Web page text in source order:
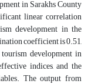
in Sarakhs County
linear correlation
development in the
coefficient is 0.51,
development in
indices, and the
The output from